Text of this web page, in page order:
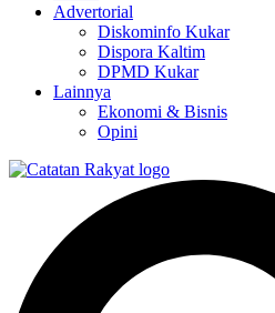
Advertorial
Diskominfo Kukar
Dispora Kaltim
DPMD Kukar
Lainnya
Ekonomi & Bisnis
Opini